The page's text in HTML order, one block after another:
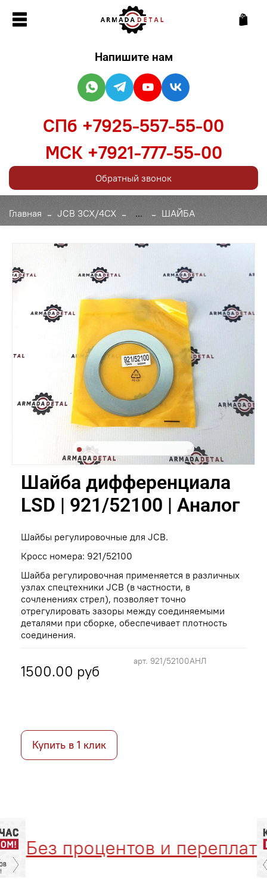
Главная JCB 3CX/4CX ... ШАЙБА
арт. 921/52100АНЛ
Шайба дифференциала
LSD | 921/52100 | Аналог
1500.00 руб
Купить в 1 клик
Шайбы регулировочные для JCB.
Кросс номера: 921/52100
Шайба регулировочная применяется в различных
узлах спецтехники JCB (в частности, в
сочленениях стрел), позволяет точно
отрегулировать зазоры между соединяемыми
деталями при сборке, обеспечивает плотность
соединения.
Без процентов и переплат
Напишите нам
СПб +7925-557-55-00
МСК +7921-777-55-00
Обратный звонок